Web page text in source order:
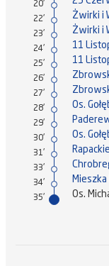
20'
22' Żwirki i
23' Żwirki i
24' 11
25' 11
26'
27'
28' Os.
29'
30' Os.
31'
33'
34'
35' Os.